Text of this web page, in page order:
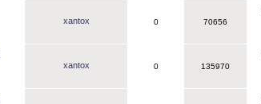
xantox 0 70656
xantox 0 135970